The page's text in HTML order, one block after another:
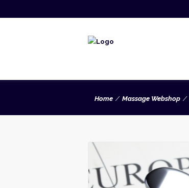
Home Massage Webshop